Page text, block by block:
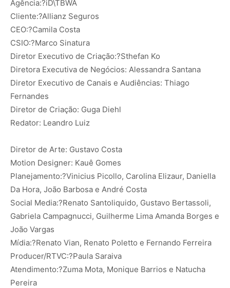
Agência:?iD\TBWA
Cliente:?Allianz Seguros
CEO:?Camila Costa
CSIO:?Marco Sinatura
Diretor Executivo de Criação:?Sthefan Ko
Diretora Executiva de Negócios: Alessandra Santana
Diretor Executivo de Canais e Audiências: Thiago
Fernandes
Diretor de Criação: Guga Diehl
Redator: Leandro Luiz
Diretor de Arte: Gustavo Costa
Motion Designer: Kauê Gomes
Planejamento:?Vinicius Picollo, Carolina Elizaur, Daniella
Da Hora, João Barbosa e André Costa
Social Media:?Renato Santoliquido, Gustavo Bertassoli,
Gabriela Campagnucci, Guilherme Lima Amanda Borges e
João Vargas
Mídia:?Renato Vian, Renato Poletto e Fernando Ferreira
Producer/RTVC:?Paula Saraiva
Atendimento:?Zuma Mota, Monique Barrios e Natucha
Pereira